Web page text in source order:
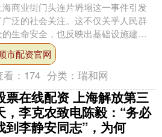
海商业街门头连片坍塌这一事件引发
广泛的社会关注。这不仅关乎人民群
的生命安全，也反映出基础设施建设
管理方面可能存在的漏洞。下面我们
入了解一下相关情况。....
市配资官网
： 174 分类：瑞和网
票在线配资 上海解放第三
，李克农致电陈毅：“务必
到李静安同志”，为何